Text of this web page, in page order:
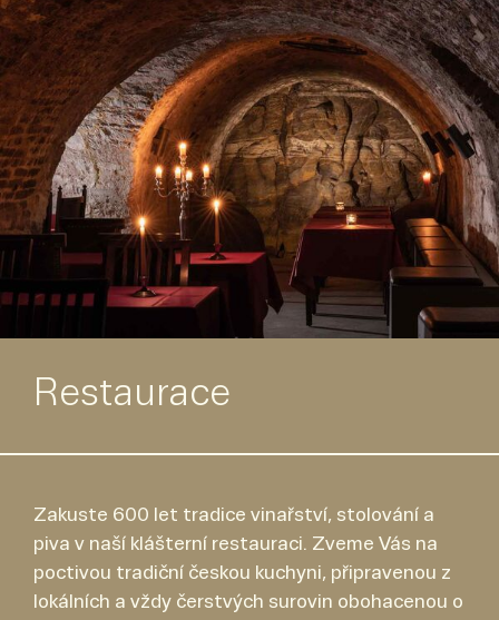
Restaurace
Zakuste 600 let tradice vinařství, stolování a
piva v naší klášterní restauraci. Zveme Vás na
poctivou tradiční českou kuchyni, připravenou z
lokálních a vždy čerstvých surovin obohacenou o